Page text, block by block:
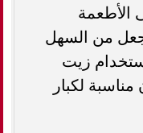
الأطعمة
من السهل
زيت
لكبار